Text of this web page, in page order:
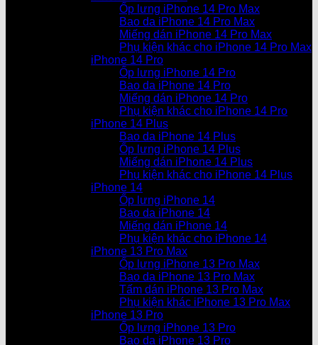
Ốp lưng iPhone 14 Pro Max
Bao da iPhone 14 Pro Max
Miếng dán iPhone 14 Pro Max
Phụ kiện khác cho iPhone 14 Pro Max
iPhone 14 Pro
Ốp lưng iPhone 14 Pro
Bao da iPhone 14 Pro
Miếng dán iPhone 14 Pro
Phụ kiện khác cho iPhone 14 Pro
iPhone 14 Plus
Bao da iPhone 14 Plus
Ốp lưng iPhone 14 Plus
Miếng dán iPhone 14 Plus
Phụ kiện khác cho iPhone 14 Plus
iPhone 14
Ốp lưng iPhone 14
Bao da iPhone 14
Miếng dán iPhone 14
Phụ kiện khác cho iPhone 14
iPhone 13 Pro Max
Ốp lưng iPhone 13 Pro Max
Bao da iPhone 13 Pro Max
Tấm dán iPhone 13 Pro Max
Phụ kiện khác iPhone 13 Pro Max
iPhone 13 Pro
Ốp lưng iPhone 13 Pro
Bao da iPhone 13 Pro